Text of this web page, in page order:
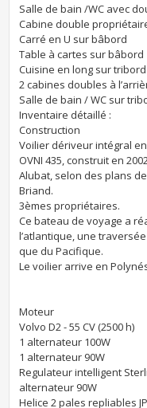
Salle de bain /WC avec
Cabine double
Carré en U sur bâbord
Table à cartes sur bâbord
Cuisine en long sur tribord
2 cabines doubles à
Salle de bain / WC sur
Inventaire détaillé :
Construction
Voilier dériveur intégral
OVNI 435, construit en
Alubat, selon des plans
Briand.
3èmes propriétaires.
Ce bateau de voyage a
l’atlantique, une
que du Pacifique.
Le voilier arrive en
Moteur
Volvo D2 - 55 CV (2500 h)
1 alternateur 100W
1 alternateur 90W
Regulateur intelligent
alternateur 90W
Helice 2 pales repliables